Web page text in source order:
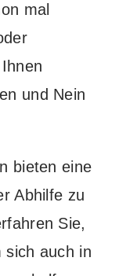
mal
und Nein
bieten eine
Abhilfe zu
Sie,
sich auch in